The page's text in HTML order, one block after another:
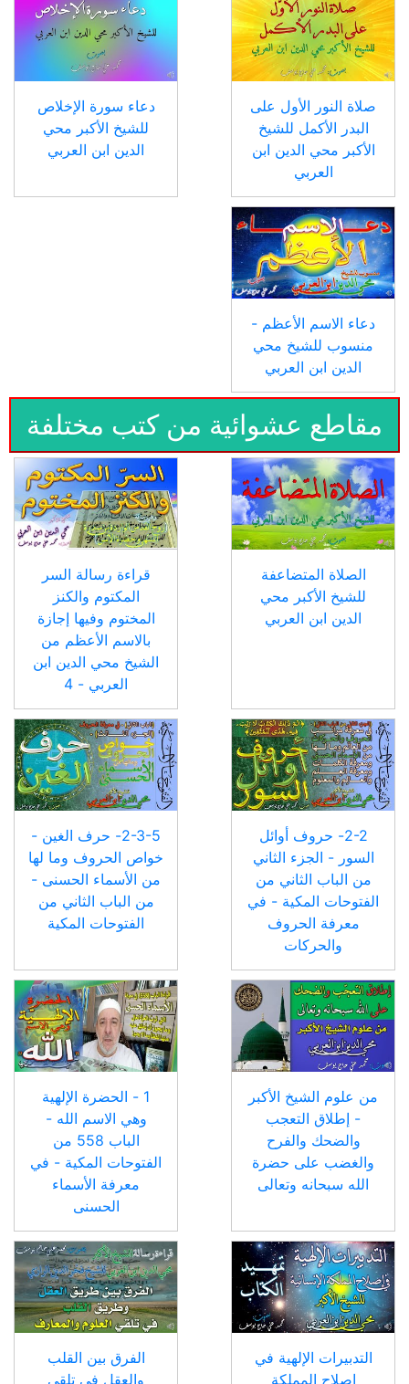
صلاة النور الأول على
البدر الأكمل للشيخ
الأكبر محي الدين ابن
العربي
دعاء سورة الإخلاص
للشيخ الأكبر محي
الدين ابن العربي
دعاء الاسم الأعظم -
منسوب للشيخ محي
الدين ابن العربي
مقاطع عشوائية من كتب مختلفة
الصلاة المتضاعفة
للشيخ الأكبر محي
الدين ابن العربي
قراءة رسالة السر
المكتوم والكنز
المختوم وفيها إجازة
بالاسم الأعظم من
الشيخ محي الدين ابن
العربي - 4
2-2- حروف أوائل
السور - الجزء الثاني
من الباب الثاني من
الفتوحات المكية - في
معرفة الحروف
والحركات
2-3-5- حرف الغين -
خواص الحروف وما لها
من الأسماء الحسنى -
من الباب الثاني من
الفتوحات المكية
من علوم الشيخ الأكبر
- إطلاق التعجب
والضحك والفرح
والغضب على حضرة
الله سبحانه وتعالى
1 - الحضرة الإلهية
وهي الاسم الله -
الباب 558 من
الفتوحات المكية - في
معرفة الأسماء
الحسنى
التدبيرات الإلهية في
إصلاح المملكة
الفرق بين القلب
والعقل في تلقي